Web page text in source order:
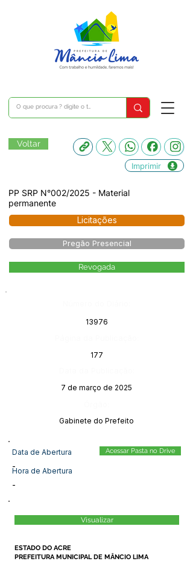
Voltar
Imprimir
PP SRP N°002/2025 - Material
permanente
Licitações
Pregão Presencial
Revogada
13976
177
7 de março de 2025
Gabinete do Prefeito
Data de Abertura
-
Hora de Abertura
-
Acessar Pasta no Drive
Visualizar
ESTADO DO ACRE
PREFEITURA MUNICIPAL DE MÂNCIO LIMA